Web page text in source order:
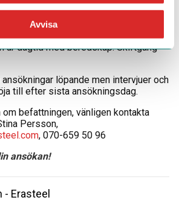
Avvisa
tillsvidare. Tillträde sker enligt
är dagtid med beredskap. Skiftgång
löpande men intervjuer och
till efter sista ansökningsdag.
befattningen, vänligen kontakta
Persson,
, 070-659 50 96
ansökan!
- Erasteel